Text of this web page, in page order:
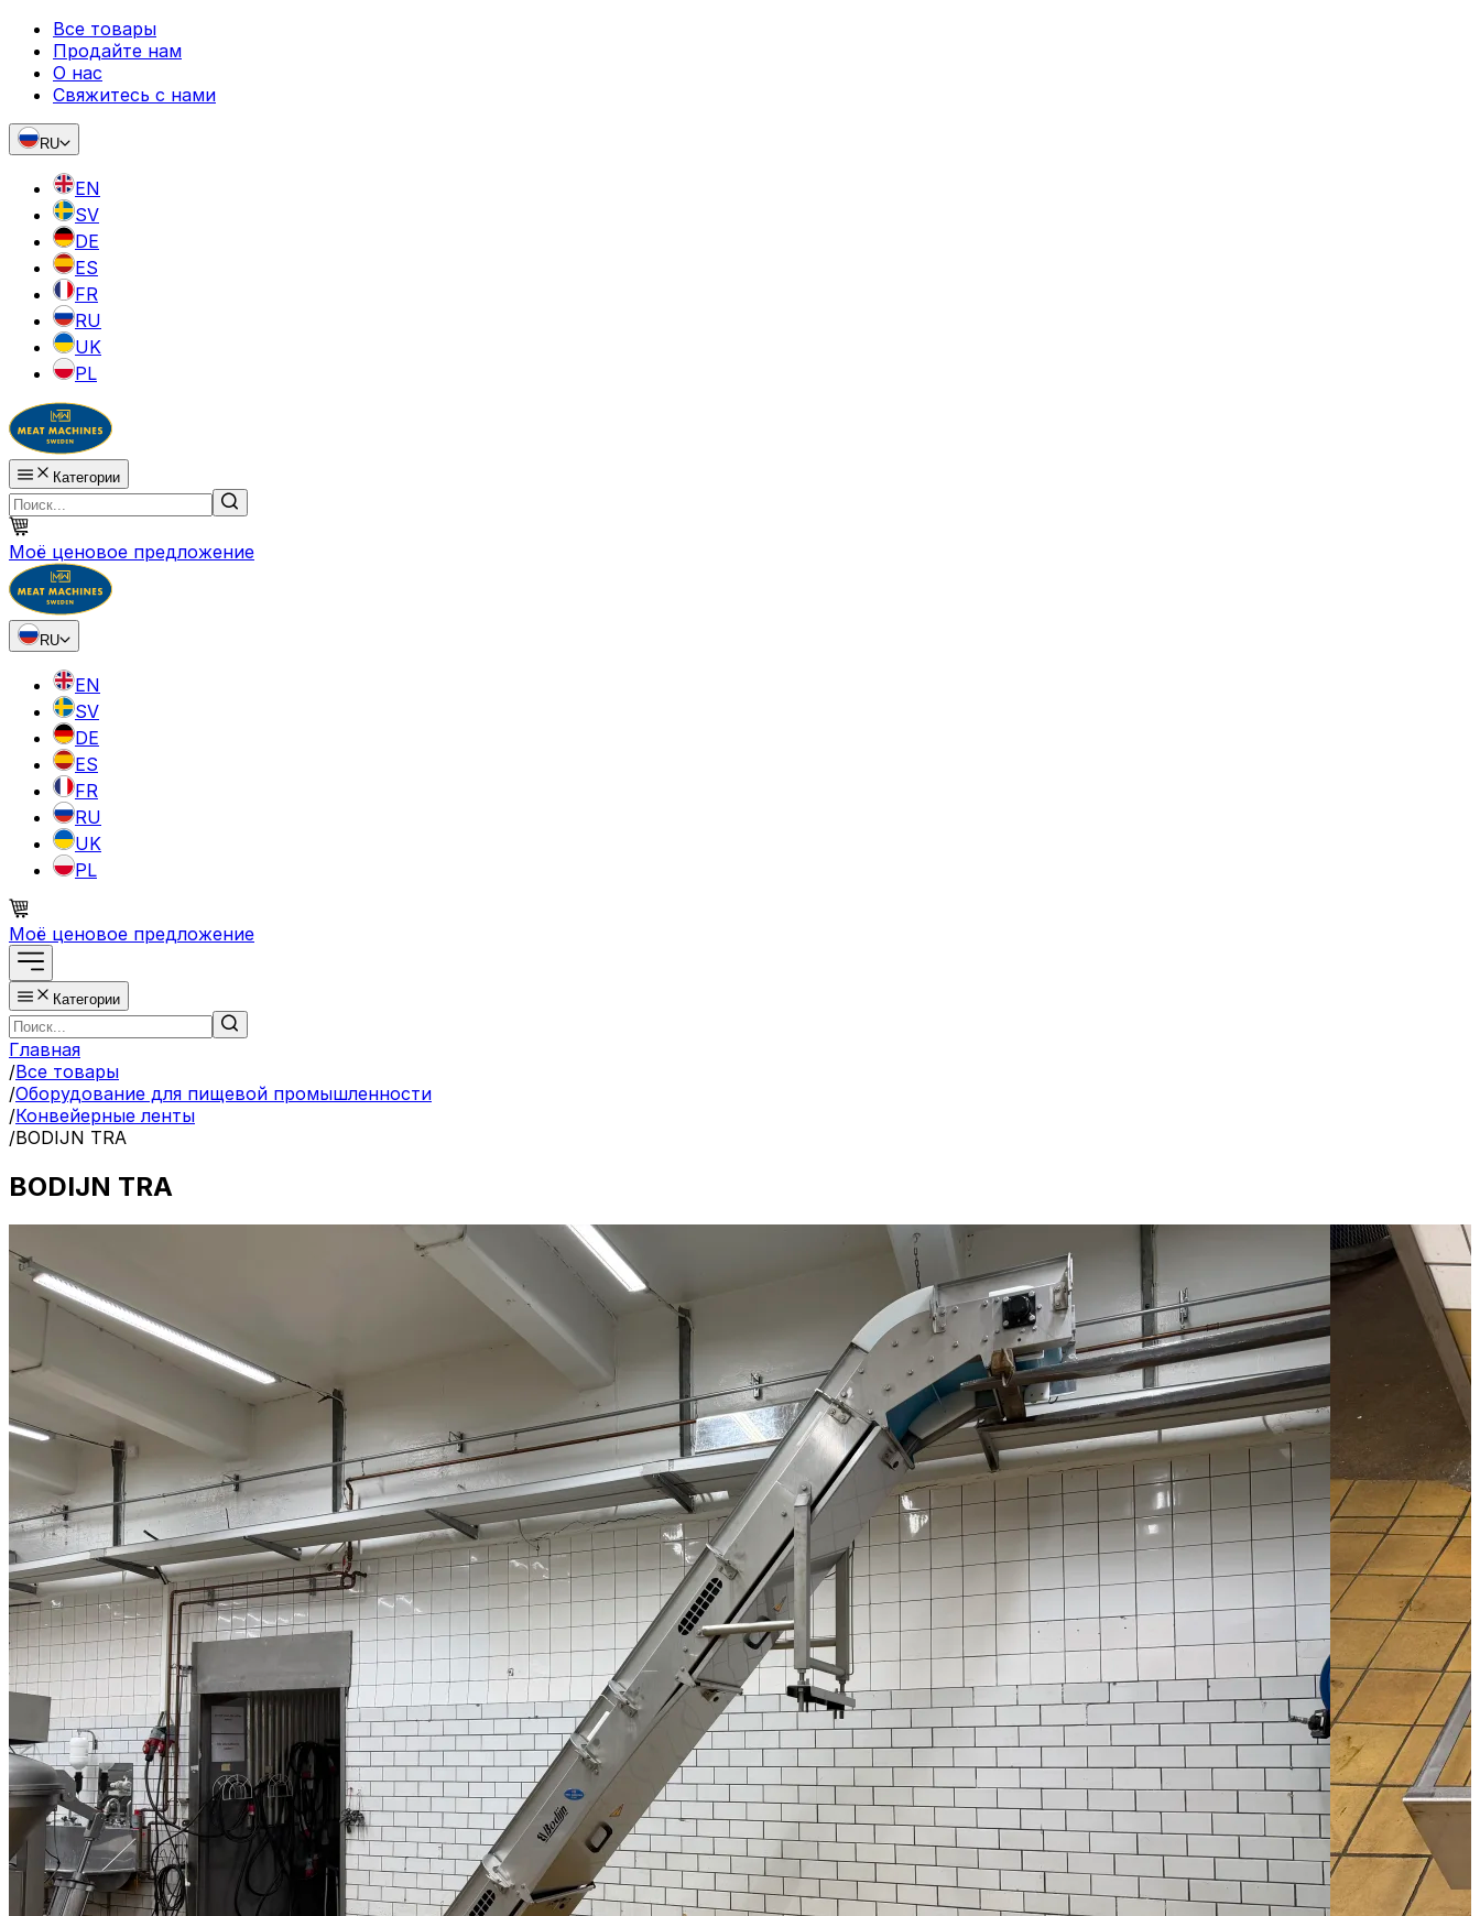
Все товары
Продайте нам
О нас
Свяжитесь с нами
RU
EN
SV
DE
ES
FR
RU
UK
PL
Категории
Моё ценовое предложение
RU
EN
SV
DE
ES
FR
RU
UK
PL
Моё ценовое предложение
Категории
Главная
/Все товары
/Оборудование для пищевой промышленности
/Конвейерные ленты
/BODIJN TRA
BODIJN TRA